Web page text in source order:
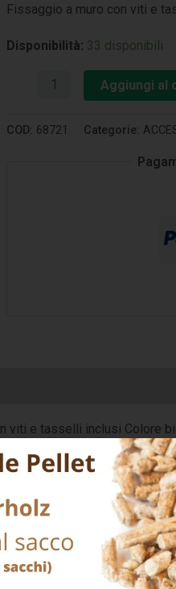
Fissaggio a muro con viti e
Disponibilità: 33 disponibili
Aggiungi al
COD: 68721 Categorie:
viti e tasselli inclusi Colore